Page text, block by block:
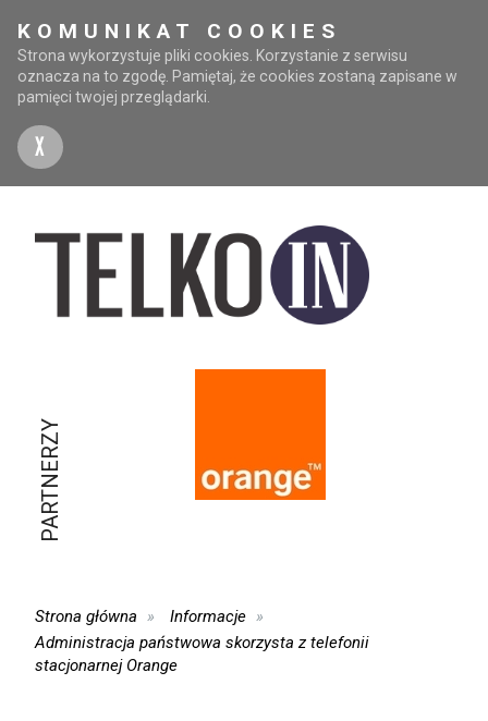
KOMUNIKAT COOKIES
Strona wykorzystuje pliki cookies. Korzystanie z serwisu
oznacza na to zgodę. Pamiętaj, że cookies zostaną zapisane w
pamięci twojej przeglądarki.
X
PARTNERZY
Strona główna
Informacje
Administracja państwowa skorzysta z telefonii
stacjonarnej Orange